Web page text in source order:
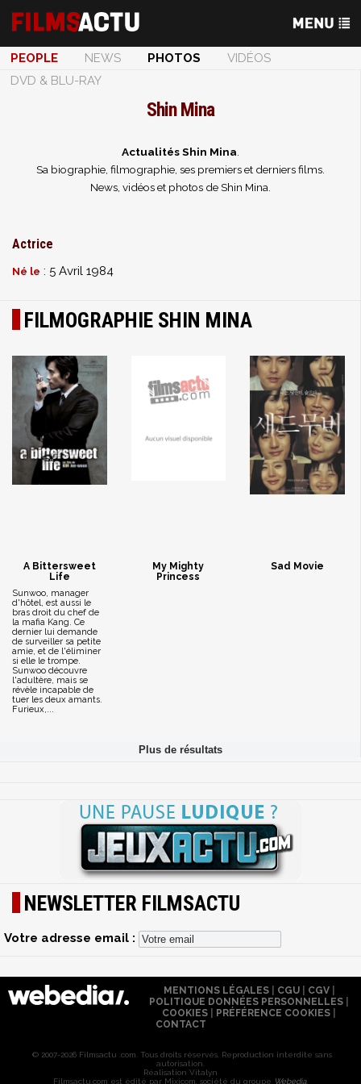
PEOPLE NEWS PHOTOS
VIDÉOS
DVD & BLU-RAY
Shin Mina
Actualités Shin Mina
Sa biographie, filmographie, ses premiers et derniers films.
News, vidéos et photos de Shin Mina.
Actrice
Né le : 5 Avril 1984
FILMOGRAPHIE SHIN MINA
A Bittersweet
Life
Sunwoo, manager
d'hôtel, est aussi le
bras droit du chef de
la mafia Kang. Ce
dernier lui demande
de surveiller sa petite
amie, et de l'éliminer
si elle le trompe.
Sunwoo découvre
l'adultère, mais se
révèle incapable de
tuer les deux amants.
Furieux,...
My Mighty
Princess
Sad Movie
NEWSLETTER FILMSACTU
Votre adresse email :
MENTIONS LÉGALES| CGU| CGV|
POLITIQUE DONNÉES PERSONNELLES
COOKIES
PRÉFÉRENCE COOKIES
CONTACT
© 2007-2026 Filmsactu .com. Tous droits réservés. Reproduction interdite sans
autorisation.
Réalisation Vitalyn
Filmsactu .com est édité par Mixicom, société du groupe Webedia.